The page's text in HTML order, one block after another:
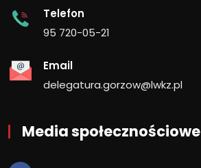
Telefon
95 720-05-21
Email
delegatura.gorzow@lwkz.pl
Media społecznościowe